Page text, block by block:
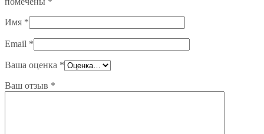
Имя *
Email *
Ваша оценка *
Ваш отзыв *